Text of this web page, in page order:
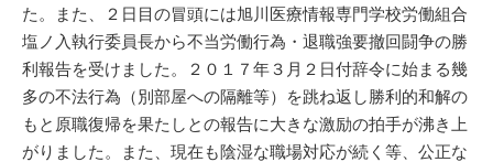
た。また、２日目の冒頭には旭川医療情報専門学校労働組合
塩ノ入執行委員長から不当労働行為・退職強要撤回闘争の勝
利報告を受けました。２０１７年３月２日付辞令に始まる幾
多の不法行為（別部屋への隔離等）を跳ね返し勝利的和解の
もと原職復帰を果たしとの報告に大きな激励の拍手が沸き上
がりました。また、現在も陰湿な職場対応が続く等、公正な